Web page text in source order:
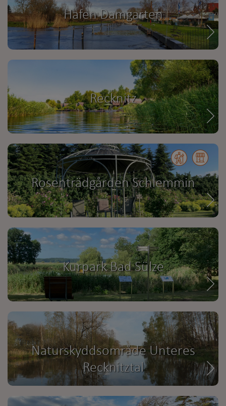
Hafen Damgarten
Recknitz
Rosenträdgården Schlemmin
Kurpark Bad Sülze
Naturskyddsområde Unteres
Recknitztal